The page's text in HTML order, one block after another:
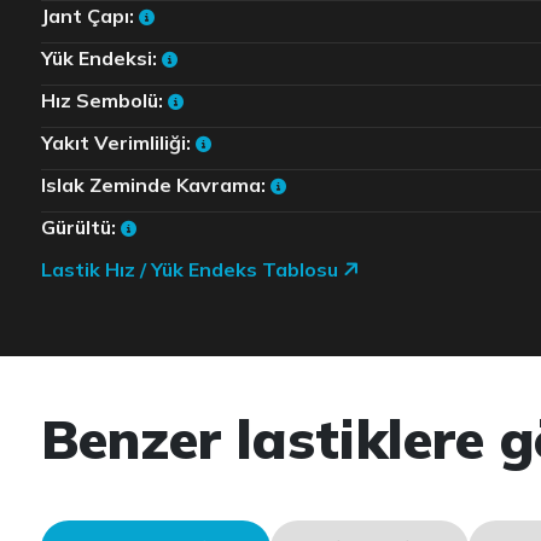
Jant Çapı:
Yük Endeksi:
Hız Sembolü:
Yakıt Verimliliği:
Islak Zeminde Kavrama:
Gürültü:
Lastik Hız / Yük Endeks Tablosu
Benzer lastiklere